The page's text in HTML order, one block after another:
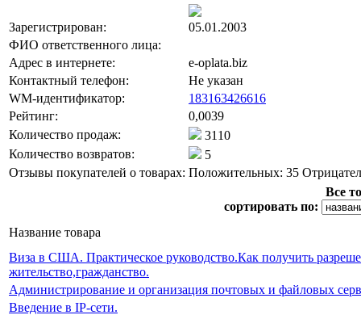
Зарегистрирован:
05.01.2003
ФИО ответственного лица:
Адрес в интернете:
e-oplata.biz
Контактный телефон:
Не указан
WM-идентификатор:
183163426616
Рейтинг:
0,0039
Количество продаж:
3110
Количество возвратов:
5
Отзывы покупателей о товарах: Положительных: 35
Все
сортировать по:
Название товара
Bиза в США. Практическое руководство.Как получить
жительство,гражданство.
Администрирование и организация почтовых и файловых
Введение в IP-сети.